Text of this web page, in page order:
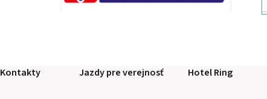
Kontakty Jazdy pre verejnosť Hotel Ring